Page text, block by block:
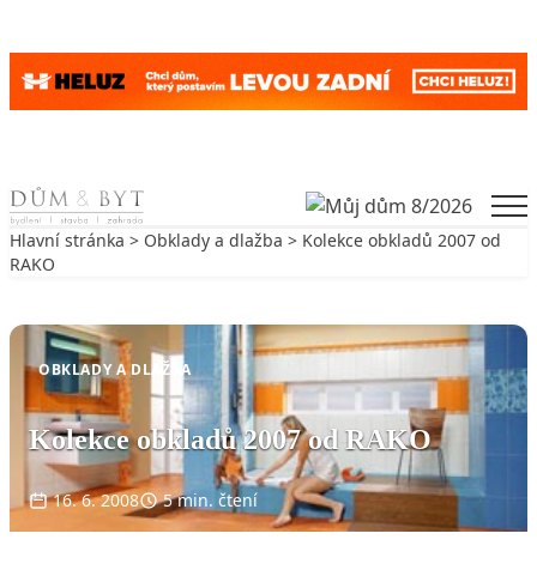
Skip to content
Hlavní stránka > Obklady a dlažba > Kolekce obkladů 2007 od
RAKO
OBKLADY A DLAŽBA
Kolekce obkladů 2007 od RAKO
16. 6. 2008 5 min. čtení